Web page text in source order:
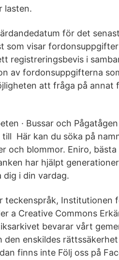
lasten.
för det
som visar
registreringsbevis i
av fordonsuppgifterna
att fråga på annat
· Bussar och
Här kan du söka på
och blommor. Eniro,
har hjälpt
dig i din vardag.
teckenspråk, Institutionen
a Creative Commons
bevarar vårt
enskildes
finns inte Följ oss på